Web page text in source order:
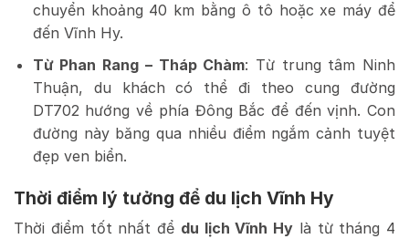
chuyển khoảng 40 km bằng ô tô hoặc xe máy để
đến Vĩnh Hy.
Từ Phan Rang – Tháp Chàm: Từ trung tâm Ninh
Thuận, du khách có thể đi theo cung đường
DT702 hướng về phía Đông Bắc để đến vịnh. Con
đường này băng qua nhiều điểm ngắm cảnh tuyệt
đẹp ven biển.
Thời điểm lý tưởng để du lịch Vĩnh Hy
Thời điểm tốt nhất để du lịch Vĩnh Hy là từ tháng 4